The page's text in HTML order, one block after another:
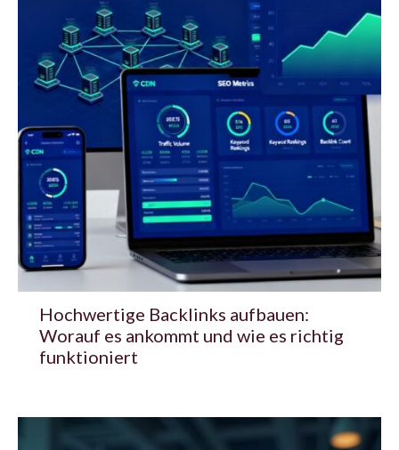
Hochwertige Backlinks aufbauen:
Worauf es ankommt und wie es richtig
funktioniert